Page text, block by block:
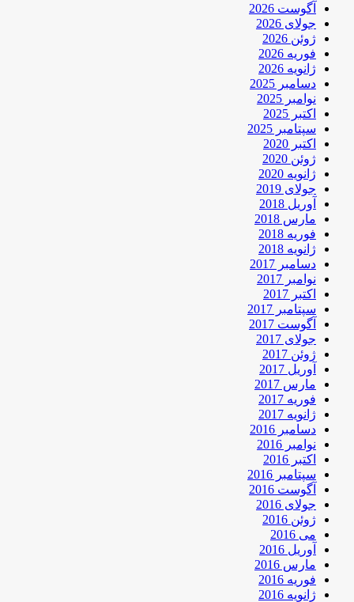
آگوست 2026
جولای 2026
ژوئن 2026
فوریه 2026
ژانویه 2026
دسامبر 2025
نوامبر 2025
اکتبر 2025
سپتامبر 2025
اکتبر 2020
ژوئن 2020
ژانویه 2020
جولای 2019
آوریل 2018
مارس 2018
فوریه 2018
ژانویه 2018
دسامبر 2017
نوامبر 2017
اکتبر 2017
سپتامبر 2017
آگوست 2017
جولای 2017
ژوئن 2017
آوریل 2017
مارس 2017
فوریه 2017
ژانویه 2017
دسامبر 2016
نوامبر 2016
اکتبر 2016
سپتامبر 2016
آگوست 2016
جولای 2016
ژوئن 2016
می 2016
آوریل 2016
مارس 2016
فوریه 2016
ژانویه 2016